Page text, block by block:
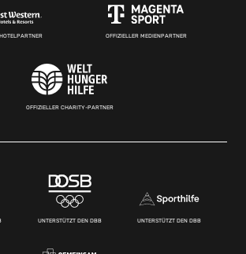
OFFIZIELLER MEDIENPARTNER
OFFIZIELLER CHARITY-PARTNER
UNTERSTÜTZT DEN DBB UNTERSTÜTZT DEN DBB